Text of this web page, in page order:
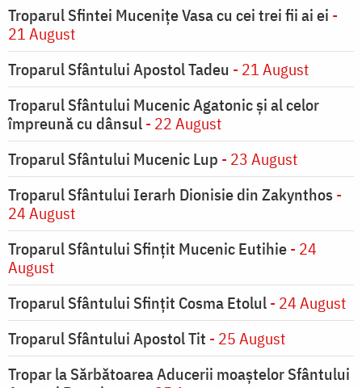
Troparul Sfintei Muceniţe Vasa cu cei trei fii ai ei -
21 August
Troparul Sfântului Apostol Tadeu - 21 August
Troparul Sfântului Mucenic Agatonic şi al celor
împreună cu dânsul- 22 August
Troparul Sfântului Mucenic Lup - 23 August
Troparul Sfântului Ierarh Dionisie din Zakynthos -
24 August
Troparul Sfântului Sfinţit Mucenic Eutihie- 24
August
Troparul Sfântului Sfinţit Cosma Etolul- 24 August
Troparul Sfântului Apostol Tit - 25 August
Tropar la Sărbătoarea Aducerii moaştelor Sfântului